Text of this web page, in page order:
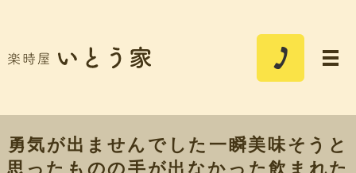
勇気が出ませんでした一瞬美味そう️と
思ったものの手が出なかった飲まれた